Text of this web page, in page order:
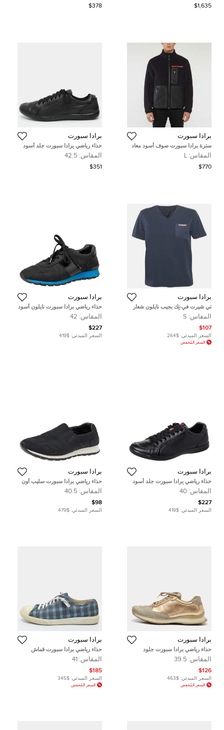
$1,635
$378
برادا سبورت
سترة برادا سبورت صوف أسود معاد
تدويره تقنية مقاس كبير - لارج
المقاس: L
$770
برادا سبورت
حذاء رياضي برادا سبورت جلد أسود
منخفض من أعلى مقاس 42.5
المقاس: 42.5
$351
برادا سبورت
تي شيرت في-نِك بجيب نايلون شعار
مطاطي قطن أزرق برادا صغير
المقاس: S
$107
السعر المبدئي: $264
السعر المُخفض
برادا سبورت
حذاء رياضي برادا سبورت نايلون أسود
وجلد عنق منخفض مقاس 42
المقاس: 42
$227
السعر المبدئي: $419
برادا سبورت
حذاء رياضي برادا سبورت جلد أسود
منخفض من أعلى مقاس 40
المقاس: 40
$227
السعر المبدئي: $419
برادا سبورت
حذاء رياضي برادا سبورت سليب أون
نايلون أسود مقاس 35.5
المقاس: 40.5
$98
السعر المبدئي: $479
برادا سبورت
حذاء رياضي برادا سبورت جلود
وزخارف من جلد شامواه بيج/ذهبي
منخفظ أمريكا مقاس 39.5
المقاس: 39.5
$126
السعر المبدئي: $463
السعر المُخفض
برادا سبورت
حذاء رياضي برادا سبورت قماش
مربعات زرقاء بعنق منخفض مقاس 41
المقاس: 41
$185
السعر المبدئي: $345
السعر المُخفض